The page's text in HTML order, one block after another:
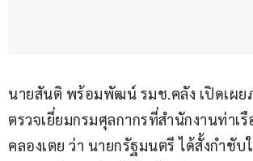
นายสันติ พร้อมพัฒน์ รมช.คลัง เปิดเผย
ตรวจเยี่ยมกรมศุลกากรที่สำนักงานท่าเรื
คลองเตย ว่า นายกรัฐมนตรี ได้สั้งกำชับ